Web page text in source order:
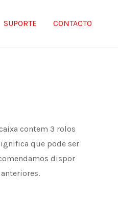
SUPORTE CONTACTO
contem 3 rolos
que pode ser
dispor